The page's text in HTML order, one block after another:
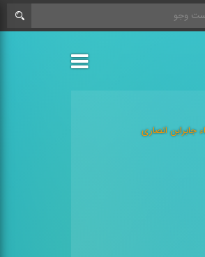
جابرابن انصاری